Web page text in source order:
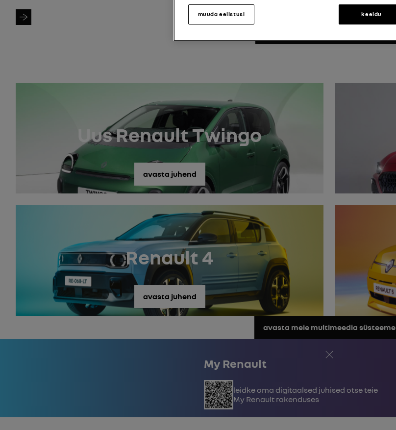
Otsi mudel
Uus Renault Twingo
avasta juhend
Renault 4
avasta juhend
avasta meie multimeedia süsteeme
Sulge
My Renault
Leidke oma digitaalsed juhised otse teie
My Renault rakenduses
keeldu
muuda eelistusi